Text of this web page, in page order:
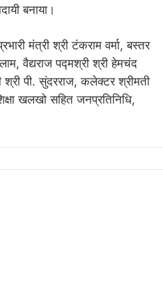
बनाया।
मंत्री श्री टंकराम वर्मा, बस्तर
वैद्यराज पद्मश्री श्री हेमचंद
पी. सुंदरराज, कलेक्टर श्रीमती
खलखो सहित जनप्रतिनिधि,